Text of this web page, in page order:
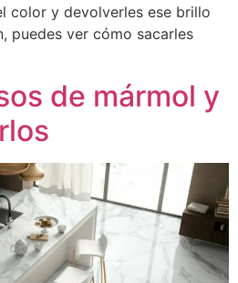
color y devolverles ese brillo
puedes ver cómo sacarles
de mármol y